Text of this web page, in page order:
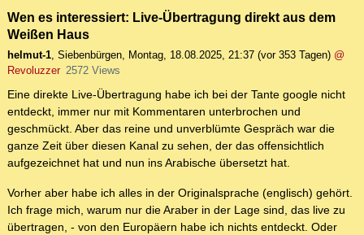
Wen es interessiert: Live-Übertragung direkt aus dem
Weißen Haus
helmut-1, Siebenbürgen, Montag, 18.08.2025, 21:37 (vor 353 Tagen) @
Revoluzzer 2572 Views
Eine direkte Live-Übertragung habe ich bei der Tante google nicht
entdeckt, immer nur mit Kommentaren unterbrochen und
geschmückt. Aber das reine und unverblümte Gespräch war die
ganze Zeit über diesen Kanal zu sehen, der das offensichtlich
aufgezeichnet hat und nun ins Arabische übersetzt hat.
Vorher aber habe ich alles in der Originalsprache (englisch) gehört.
Ich frage mich, warum nur die Araber in der Lage sind, das live zu
übertragen, - von den Europäern habe ich nichts entdeckt. Oder